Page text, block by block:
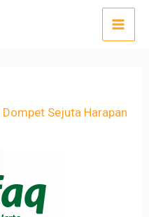
Main
Dompet Sejuta Harapan